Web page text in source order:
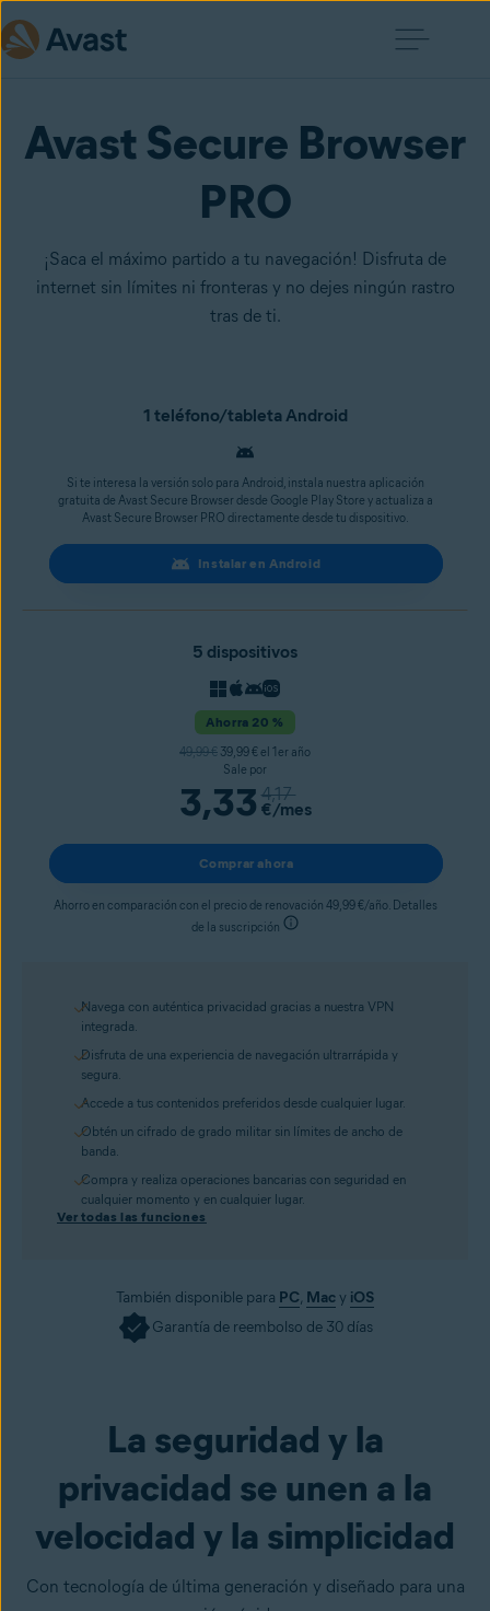
Avast Secure Browser
PRO
¡Saca el máximo partido a tu navegación! Disfruta de
internet sin límites ni fronteras y no dejes ningún rastro
tras de ti.
Navega con auténtica privacidad gracias a nuestra VPN
integrada.
Disfruta de una experiencia de navegación ultrarrápida y
segura.
Accede a tus contenidos preferidos desde cualquier lugar.
Obtén un cifrado de grado militar sin límites de ancho de
banda.
Compra y realiza operaciones bancarias con seguridad en
cualquier momento y en cualquier lugar.
Ver todas las funciones
1 teléfono/tableta Android
Si te interesa la versión solo para Android, instala nuestra aplicación
gratuita de Avast Secure Browser desde Google Play Store y actualiza a
Avast Secure Browser PRO directamente desde tu dispositivo.
Instalar en Android
5 dispositivos
Ahorra 20 %
49,99 € 39,99 € el 1er año
Sale por
3,33 4,17
€/mes
Comprar ahora
Ahorro en comparación con el precio de renovación 49,99 €/año. Detalles
de la suscripción
También disponible para PC, Macy iOS
Garantía de reembolso de 30 días
La seguridad y la
privacidad se unen a la
velocidad y la simplicidad
Con tecnología de última generación y diseñado para una